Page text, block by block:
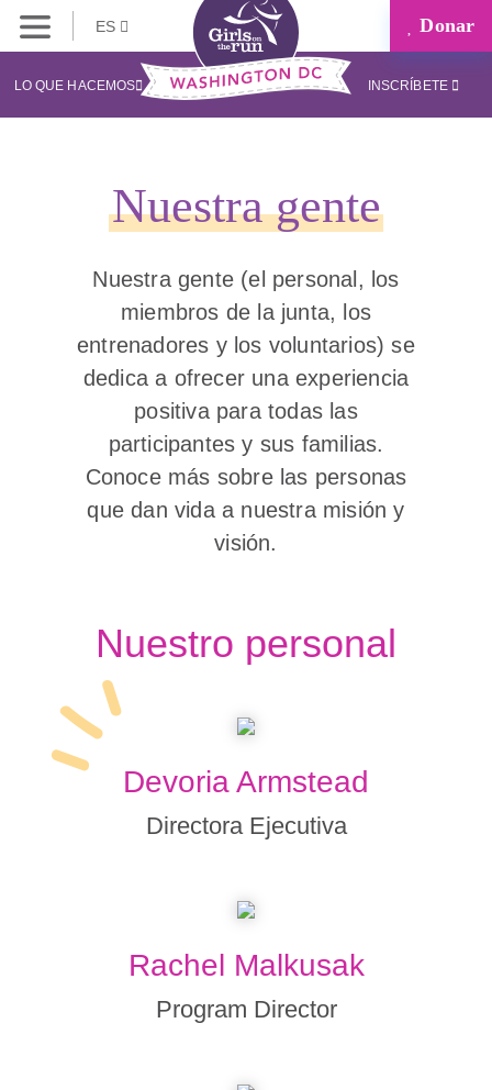
ES Donar
LO QUE HACEMOS INSCRÍBETE
Nuestra gente
Nuestra gente (el personal, los
miembros de la junta, los
entrenadores y los voluntarios) se
dedica a ofrecer una experiencia
positiva para todas las
participantes y sus familias.
Conoce más sobre las personas
que dan vida a nuestra misión y
visión.
Nuestro personal
Devoria Armstead
Directora Ejecutiva
Rachel Malkusak
Program Director